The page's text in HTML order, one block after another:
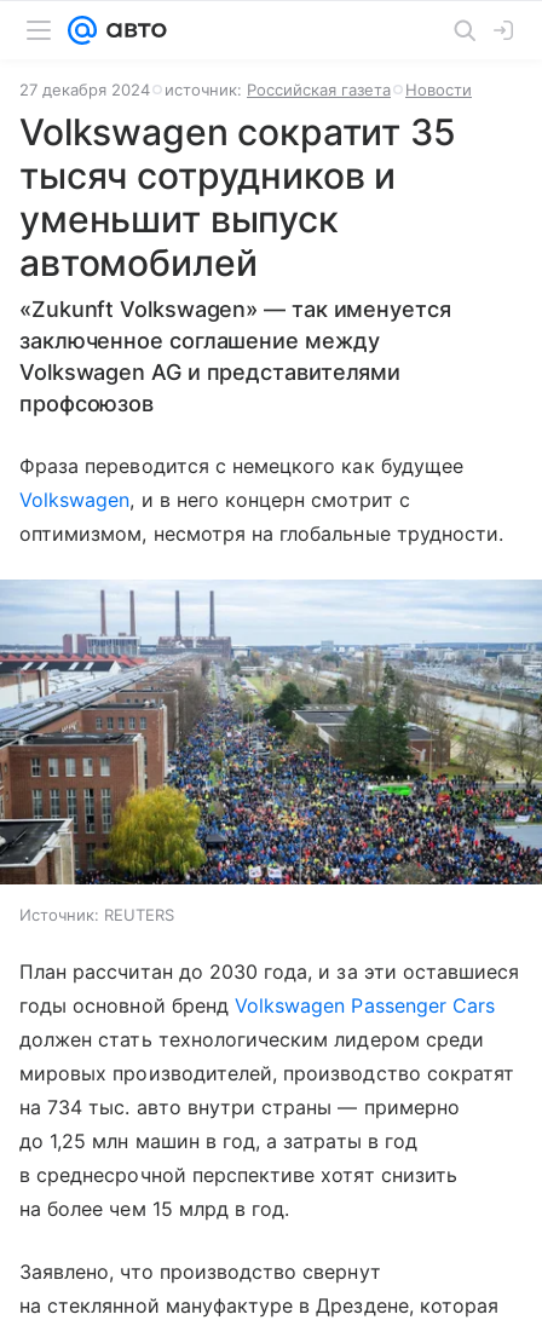
27 декабря 2024 источник: Российская газета Новости
Volkswagen сократит 35
тысяч сотрудников и
уменьшит выпуск
автомобилей
«Zukunft Volkswagen» — так именуется
заключенное соглашение между
Volkswagen AG и представителями
профсоюзов
Фраза переводится с немецкого как будущее
Volkswagen, и в него концерн смотрит с
оптимизмом, несмотря на глобальные трудности.
Источник: REUTERS
План рассчитан до 2030 года, и за эти оставшиеся
годы основной бренд Volkswagen Passenger Cars
должен стать технологическим лидером среди
мировых производителей, производство сократят
на 734 тыс. авто внутри страны — примерно
до 1,25 млн машин в год, а затраты в год
в среднесрочной перспективе хотят снизить
на более чем 15 млрд в год.
Заявлено, что производство свернут
на стеклянной мануфактуре в Дрездене, которая